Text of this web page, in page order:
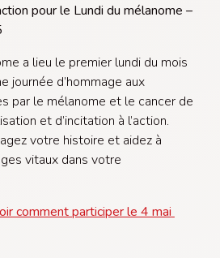
pour le Lundi du mélanome –
a lieu le premier lundi du mois
journée d’hommage aux
par le mélanome et le cancer de
et d’incitation à l’action.
votre histoire et aidez à
vitaux dans votre
comment participer le 4 mai